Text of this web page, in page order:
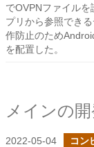
でOVPNファイル
プリから参照でき
作防止のため
を配置した。
2022-05-04 コン